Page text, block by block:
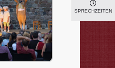
SPRECHZEITEN